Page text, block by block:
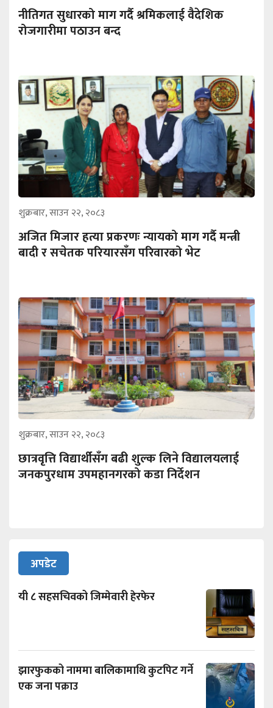
नीतिगत सुधारको माग गर्दै श्रमिकलाई वैदेशिक
रोजगारीमा पठाउन बन्द
शुक्रबार, साउन २२, २०८३
अजित मिजार हत्या प्रकरणः न्यायको माग गर्दै मन्त्री
बादी र सचेतक परियारसँग परिवारको भेट
शुक्रबार, साउन २२, २०८३
छात्रवृत्ति विद्यार्थीसँग बढी शुल्क लिने विद्यालयलाई
जनकपुरधाम उपमहानगरको कडा निर्देशन
अपडेट
यी ८ सहसचिवको जिम्मेवारी हेरफेर
झारफुकको नाममा बालिकामाथि कुटपिट गर्ने
एक जना पक्राउ